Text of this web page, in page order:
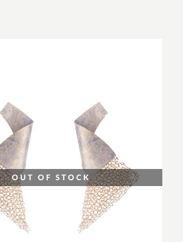
OUT OF STOCK